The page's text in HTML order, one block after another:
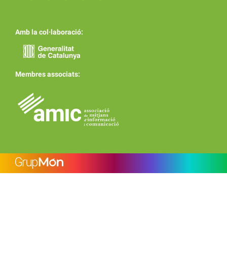
Amb la col·laboració:
Membres associats: